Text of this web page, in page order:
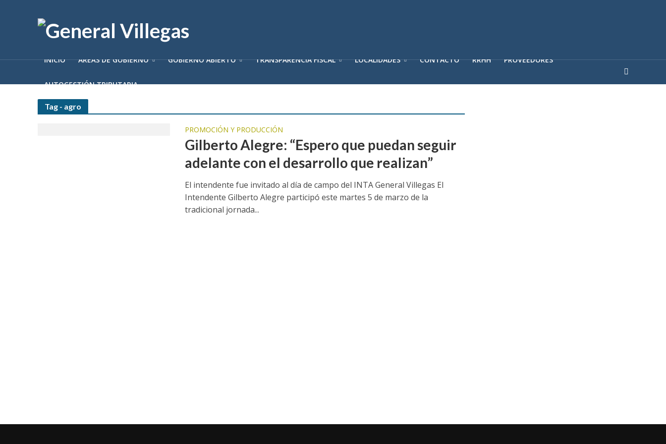
INICIO ÁREAS DE GOBIERNO GOBIERNO ABIERTO TRANSPARENCIA FISCAL LOCALIDADES CONTACTO RRHH PROVEEDORES
AUTOGESTIÓN TRIBUTARIA
Tag - agro
PROMOCIÓN Y PRODUCCIÓN
Gilberto Alegre: “Espero que puedan seguir
adelante con el desarrollo que realizan”
El intendente fue invitado al día de campo del INTA General Villegas El
Intendente Gilberto Alegre participó este martes 5 de marzo de la
tradicional jornada...